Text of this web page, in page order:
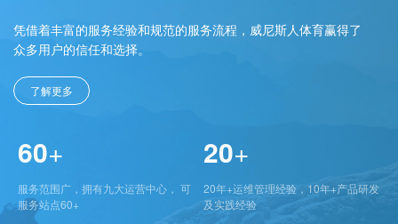
凭借着丰富的服务经验和规范的服务流程，威尼斯人体育赢得了
众多用户的信任和选择。
了解更多
60+
服务范围广，拥有九大运营中心， 可
服务站点60+
20+
20年+运维管理经验，10年+产品研发
及实践经验